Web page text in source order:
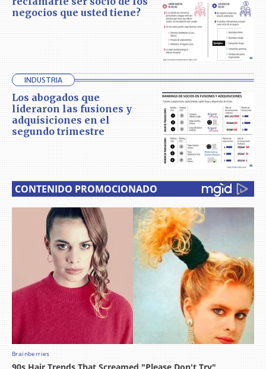
negocios que usted tiene?
INDUSTRIA
Los abogados que
lideraron las fusiones y
adquisiciones en el
segundo trimestre